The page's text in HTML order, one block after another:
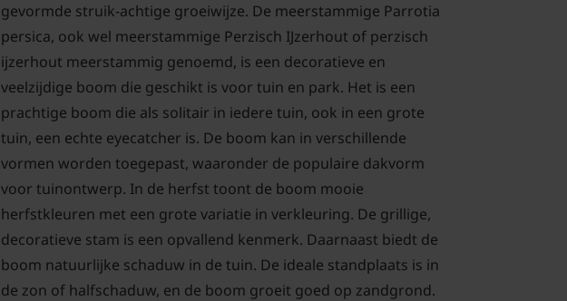
gevormde struik-achtige groeiwijze. De meerstammige Parrotia
persica, ook wel meerstammige Perzisch IJzerhout of perzisch
ijzerhout meerstammig genoemd, is een decoratieve en
veelzijdige boom die geschikt is voor tuin en park. Het is een
prachtige boom die als solitair in iedere tuin, ook in een grote
tuin, een echte eyecatcher is. De boom kan in verschillende
vormen worden toegepast, waaronder de populaire dakvorm
voor tuinontwerp. In de herfst toont de boom mooie
herfstkleuren met een grote variatie in verkleuring. De grillige,
decoratieve stam is een opvallend kenmerk. Daarnaast biedt de
boom natuurlijke schaduw in de tuin. De ideale standplaats is in
de zon of halfschaduw, en de boom groeit goed op zandgrond.